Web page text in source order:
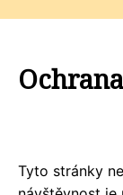
Tyto stránky